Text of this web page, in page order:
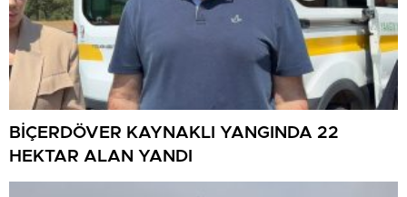
BİÇERDÖVER KAYNAKLI YANGINDA 22
HEKTAR ALAN YANDI